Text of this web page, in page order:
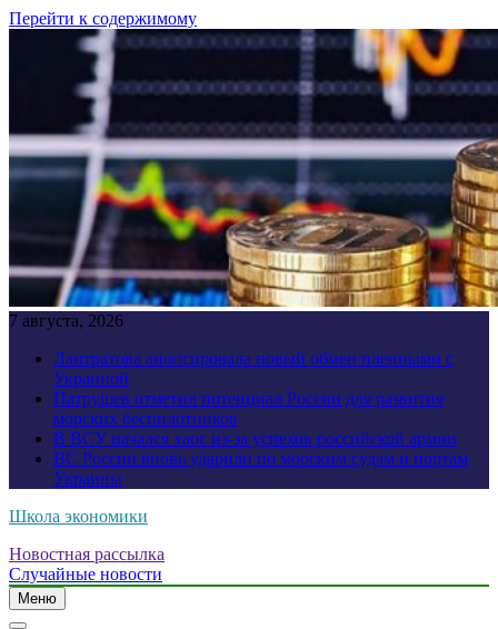
Перейти к содержимому
7 августа, 2026
Лантратова анонсировала новый обмен пленными с
Украиной
Патрушев отметил потенциал России для развития
морских беспилотников
В ВСУ начался хаос из-за успехов российской армии
ВС России вновь ударили по морским судам и портам
Украины
Школа экономики
Новостная рассылка
Случайные новости
Меню